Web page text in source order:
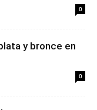
0
y bronce en
0